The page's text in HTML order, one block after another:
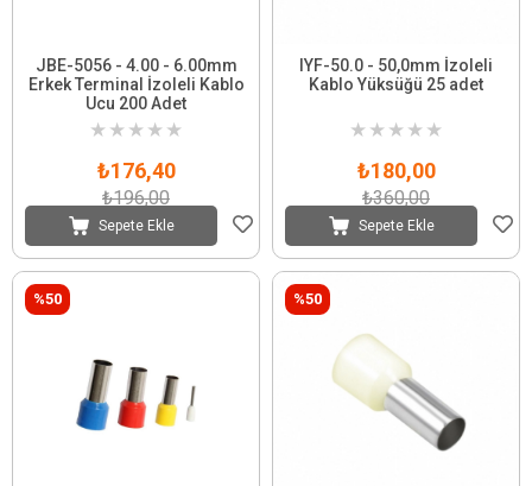
JBE-5056 - 4.00 - 6.00mm
Erkek Terminal İzoleli Kablo
Ucu 200 Adet
★ ★ ★ ★ ★
₺176,40
₺196,00
Sepete Ekle
IYF-50.0 - 50,0mm İzoleli
Kablo Yüksüğü 25 adet
★ ★ ★ ★ ★
₺180,00
₺360,00
Sepete Ekle
%50 %50